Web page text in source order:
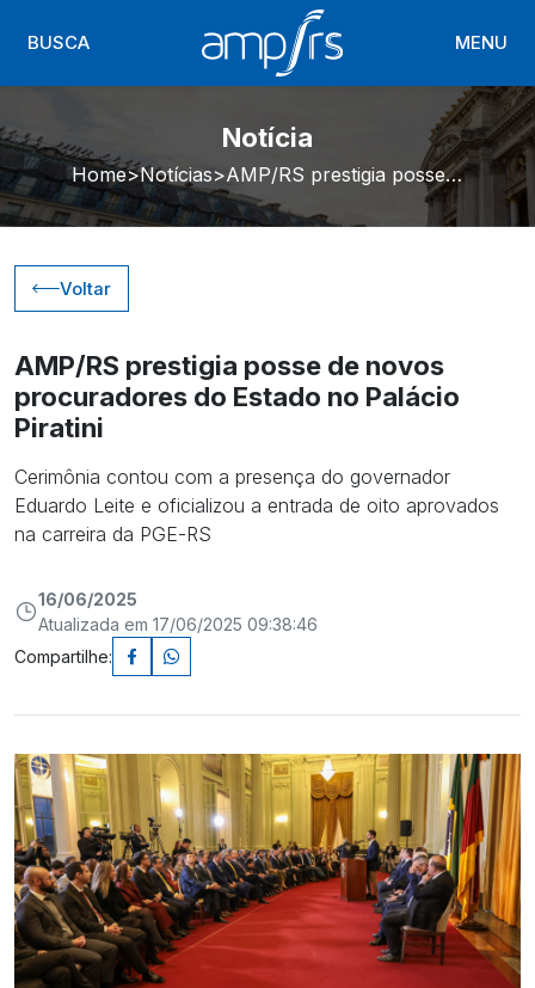
BUSCA MENU
Notícia
Home Notícias AMP/RS prestigia posse de novos procuradores do Estado no Palácio Piratini
Voltar
AMP/RS prestigia posse de novos
procuradores do Estado no Palácio
Piratini
Cerimônia contou com a presença do governador
Eduardo Leite e oficializou a entrada de oito aprovados
na carreira da PGE-RS
16/06/2025
Atualizada em 17/06/2025 09:38:46
Compartilhe: